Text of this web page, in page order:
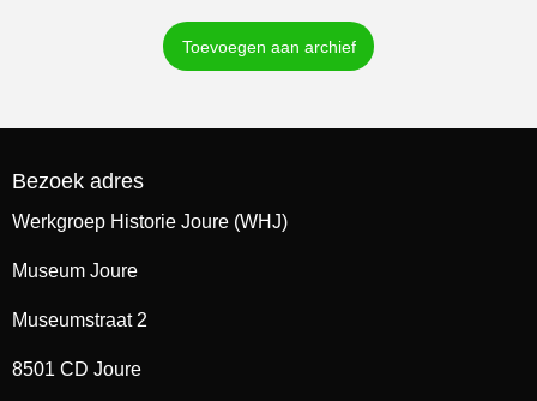
Toevoegen aan archief
Bezoek adres
Werkgroep Historie Joure (WHJ)
Museum Joure
Museumstraat 2
8501 CD Joure